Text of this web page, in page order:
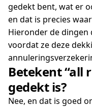
gedekt bent, wat er
en dat is precies
Hieronder de dingen
voordat ze deze
Betekent “all
gedekt is?
Nee, en dat is goed